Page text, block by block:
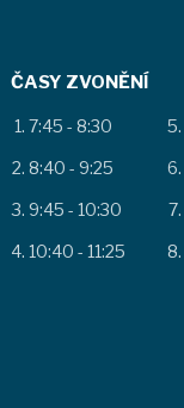
ČASY ZVONĚNÍ
7:45 - 8:30
8:40 - 9:25
9:45 - 10:30
10:40 - 11:25